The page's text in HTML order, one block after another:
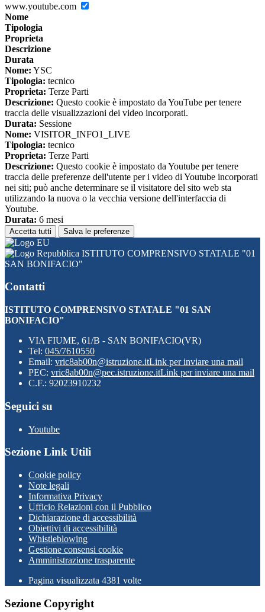
www.youtube.com
Nome
Tipologia
Proprieta
Descrizione
Durata
Nome: YSC
Tipologia: tecnico
Proprieta: Terze Parti
Descrizione: Questo cookie è impostato da YouTube per tenere
traccia delle visualizzazioni dei video incorporati.
Durata: Sessione
Nome: VISITOR_INFO1_LIVE
Tipologia: tecnico
Proprieta: Terze Parti
Descrizione: Questo cookie è impostato da Youtube per tenere
traccia delle preferenze dell'utente per i video di Youtube incorporati
nei siti; può anche determinare se il visitatore del sito web sta
utilizzando la nuova o la vecchia versione dell'interfaccia di
Youtube.
Durata: 6 mesi
Accetta tutti Salva le preferenze
ISTITUTO COMPRENSIVO STATALE "01
SAN BONIFACIO"
Contatti
ISTITUTO COMPRENSIVO STATALE "01 SAN
BONIFACIO"
VIA FIUME, 61/B - SAN BONIFACIO(VR)
Tel: 045/7610550
Email: vric8ab00n@istruzione.itLink per inviare una mail
PEC: vric8ab00n@pec.istruzione.itLink per inviare una mail
C.F.: 92023910232
Seguici su
Youtube
Sezione Link Utili
Cookie policy
Note legali
Informativa Privacy
Ufficio Relazioni con il Pubblico
Dichiarazione di accessibilità
Obiettivi di accessibilità
Whistleblowing
Gestione consensi cookie
Amministrazione trasparente
Pagina visualizzata 4381 volte
Sezione Copyright